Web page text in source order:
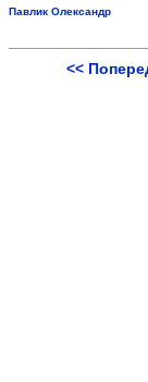
Павлик Олександр
<<